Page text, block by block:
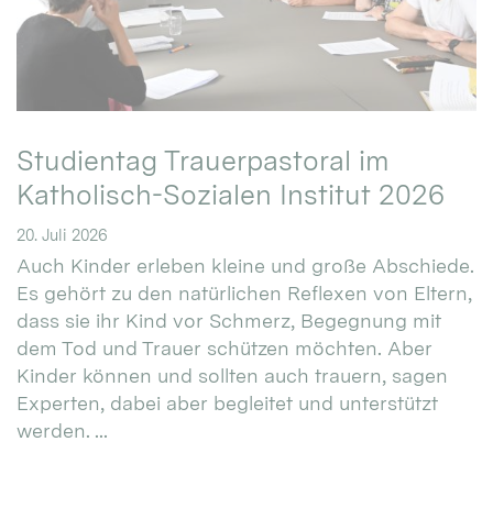
Studientag Trauerpastoral im
Katholisch-Sozialen Institut 2026
20. Juli 2026
Auch Kinder erleben kleine und große Abschiede.
Es gehört zu den natürlichen Reflexen von Eltern,
dass sie ihr Kind vor Schmerz, Begegnung mit
dem Tod und Trauer schützen möchten. Aber
Kinder können und sollten auch trauern, sagen
Experten, dabei aber begleitet und unterstützt
werden. ...